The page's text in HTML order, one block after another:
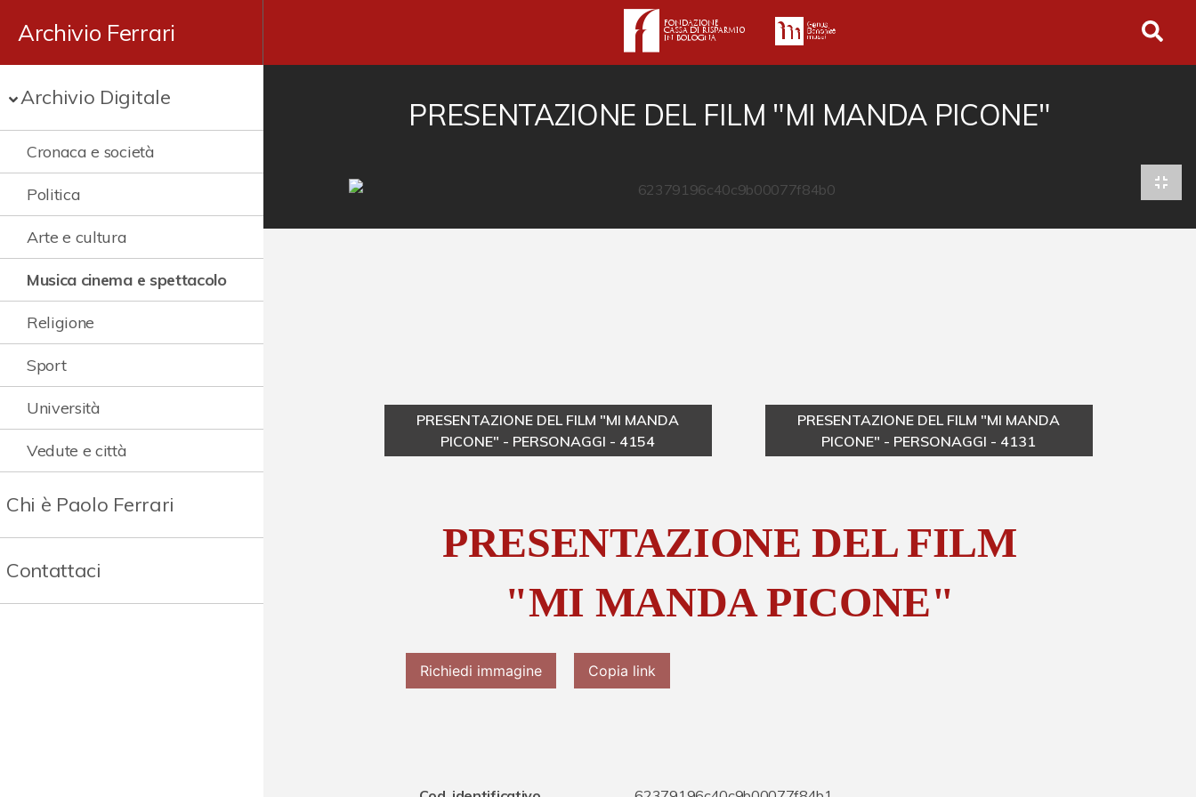
Archivio Ferrari
Archivio Digitale
Cronaca e società
Politica
Arte e cultura
Musica cinema e spettacolo
Religione
Sport
Università
Vedute e città
Chi è Paolo Ferrari
Contattaci
PRESENTAZIONE DEL FILM "MI MANDA PICONE"
PRESENTAZIONE DEL FILM "MI MANDA
PICONE" - PERSONAGGI - 4154
PRESENTAZIONE DEL FILM "MI MANDA
PICONE" - PERSONAGGI - 4131
PRESENTAZIONE DEL FILM
"MI MANDA PICONE"
Richiedi immagine Copia link